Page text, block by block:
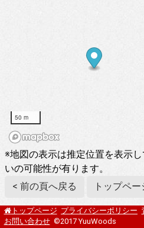
50 m
※地図の表示は推定位置を表示
いの可能性が有ります。
< 前の頁へ戻る
トップペ
トップページ プライバシーポリシー
お問い合わせ ©2017 YuuWoods